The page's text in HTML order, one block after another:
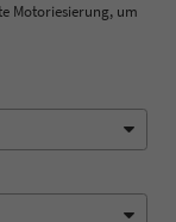
Motoriesierung, um